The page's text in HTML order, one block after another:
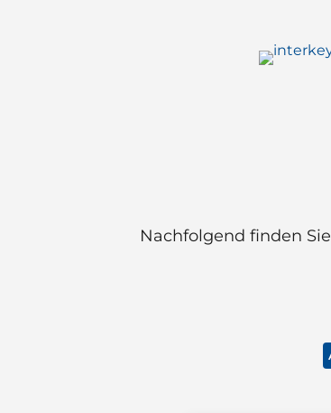
Nachfolgend finden